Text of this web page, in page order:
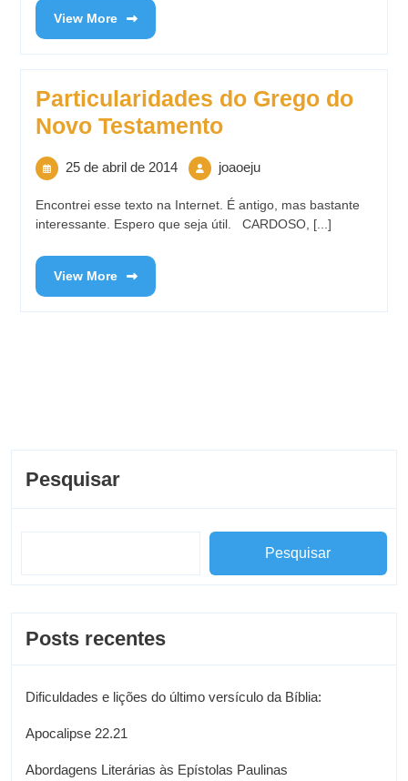
View More
Particularidades do Grego do
Novo Testamento
25 de abril de 2014 joaoeju
Encontrei esse texto na Internet. É antigo, mas bastante
interessante. Espero que seja útil. CARDOSO, [...]
View More
Pesquisar
Pesquisar
Posts recentes
Dificuldades e lições do último versículo da Bíblia:
Apocalipse 22.21
Abordagens Literárias às Epístolas Paulinas